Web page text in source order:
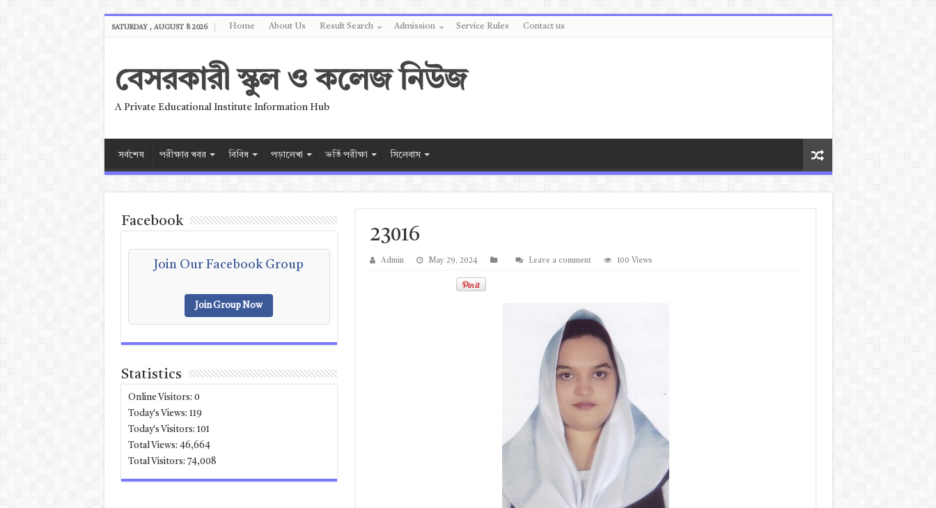
SATURDAY , AUGUST 8 2026 Home About Us Result Search Admission Service Rules Contact us
বেসরকারী স্কুল ও কলেজ নিউজ
A Private Educational Institute Information Hub
সর্বশেষ পরীক্ষার খবর বিবিধ পড়ালেখা ভর্তি পরীক্ষা সিলেবাস
23016
Admin May 29, 2024 Leave a comment 100 Views
Facebook
Join Our Facebook Group
Join Group Now
Statistics
Online Visitors: 0
Today's Views: 119
Today's Visitors: 101
Total Views: 46,664
Total Visitors: 74,008